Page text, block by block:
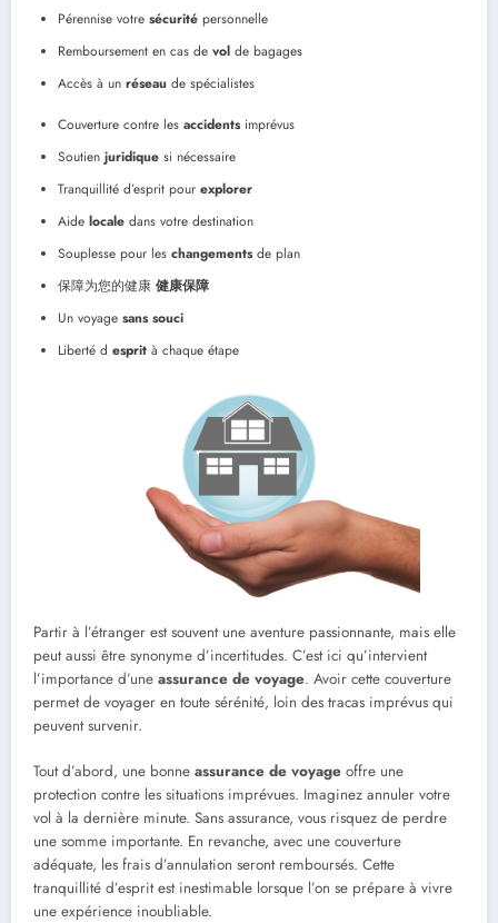
Pérennise votre sécurité personnelle
Remboursement en cas de vol de bagages
Accès à un réseau de spécialistes
Couverture contre les accidentsimprévus
Soutien juridique si nécessaire
Tranquillité d’esprit pour explorer
Aide locale dans votre destination
Souplesse pour les changementsde plan
保障为您的健康 健康保障
Un voyage sans souci
Liberté d esprit à chaque étape
Partir à l’étranger est souvent une aventure passionnante, mais elle
peut aussi être synonyme d’incertitudes. C’est ici qu’intervient
l’importance d’une assurance de voyage. Avoir cette couverture
permet de voyager en toute sérénité, loin des tracas imprévus qui
peuvent survenir.
Tout d’abord, une bonne assurance de voyage offre une
protection contre les situations imprévues. Imaginez annuler votre
vol à la dernière minute. Sans assurance, vous risquez de perdre
une somme importante. En revanche, avec une couverture
adéquate, les frais d’annulation seront remboursés. Cette
tranquillité d’esprit est inestimable lorsque l’on se prépare à vivre
une expérience inoubliable.